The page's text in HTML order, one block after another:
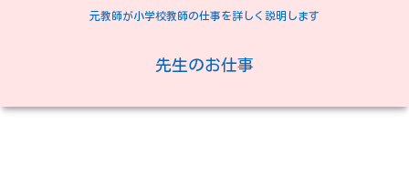
元教師が小学校教師の仕事を詳しく説明します
先生のお仕事